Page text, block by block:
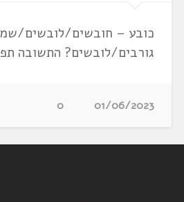
כובע – חובשים/לובשים/
גורבים/לובשים? התשובה
01/06/2023
0